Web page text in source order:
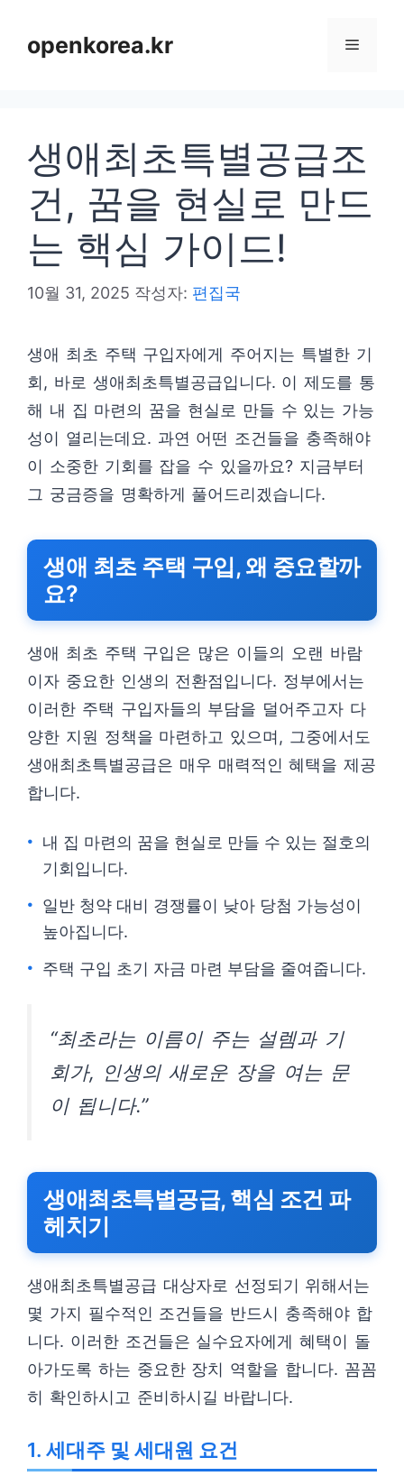
openkorea.kr 메
생애최초특별공급조
건, 꿈을 현실로 만드
는 핵심 가이드!
10월 31, 2025 작성자: 편집국
생애 최초 주택 구입자에게 주어지는 특별한 기
회, 바로 생애최초특별공급입니다. 이 제도를 통
해 내 집 마련의 꿈을 현실로 만들 수 있는 가능
성이 열리는데요. 과연 어떤 조건들을 충족해야
이 소중한 기회를 잡을 수 있을까요? 지금부터
그 궁금증을 명확하게 풀어드리겠습니다.
생애 최초 주택 구입, 왜 중요할까
요?
생애 최초 주택 구입은 많은 이들의 오랜 바람
이자 중요한 인생의 전환점입니다. 정부에서는
이러한 주택 구입자들의 부담을 덜어주고자 다
양한 지원 정책을 마련하고 있으며, 그중에서도
생애최초특별공급은 매우 매력적인 혜택을 제공
합니다.
내 집 마련의 꿈을 현실로 만들 수 있는 절호의
기회입니다.
일반 청약 대비 경쟁률이 낮아 당첨 가능성이
높아집니다.
주택 구입 초기 자금 마련 부담을 줄여줍니다.
“최초라는 이름이 주는 설렘과 기
회가, 인생의 새로운 장을 여는 문
이 됩니다.”
생애최초특별공급, 핵심 조건 파
헤치기
생애최초특별공급 대상자로 선정되기 위해서는
몇 가지 필수적인 조건들을 반드시 충족해야 합
니다. 이러한 조건들은 실수요자에게 혜택이 돌
아가도록 하는 중요한 장치 역할을 합니다. 꼼꼼
히 확인하시고 준비하시길 바랍니다.
1. 세대주 및 세대원 요건